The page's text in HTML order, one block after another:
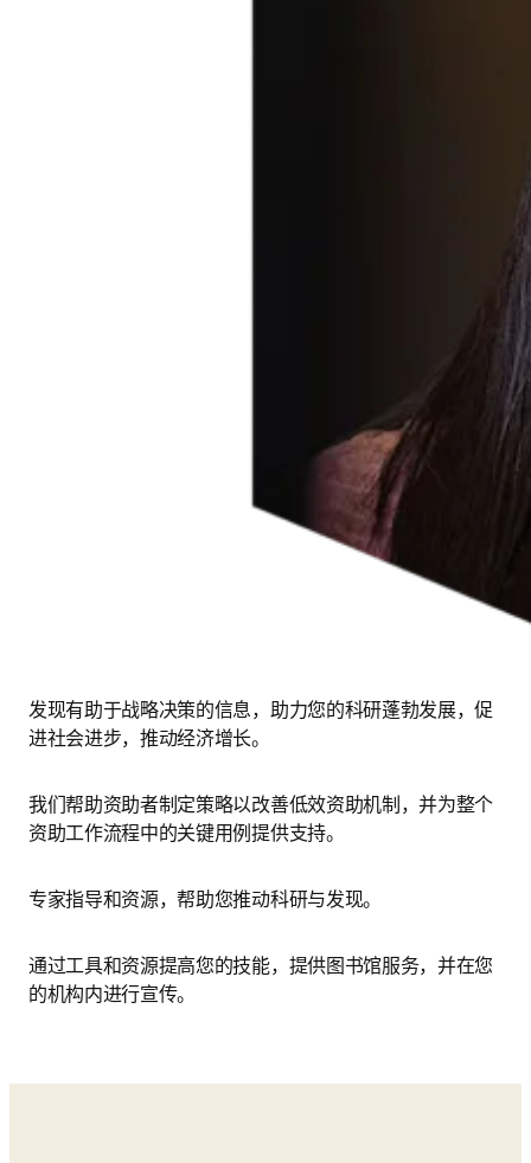
发现有助于战略决策的信息，助力您的科研蓬勃发展，促
进社会进步，推动经济增长。
我们帮助资助者制定策略以改善低效资助机制，并为整个
资助工作流程中的关键用例提供支持。
专家指导和资源，帮助您推动科研与发现。
通过工具和资源提高您的技能，提供图书馆服务，并在您
的机构内进行宣传。